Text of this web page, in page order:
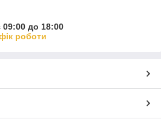
09:00 до 18:00
роботи